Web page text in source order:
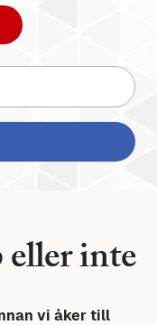
inte
vi åker till